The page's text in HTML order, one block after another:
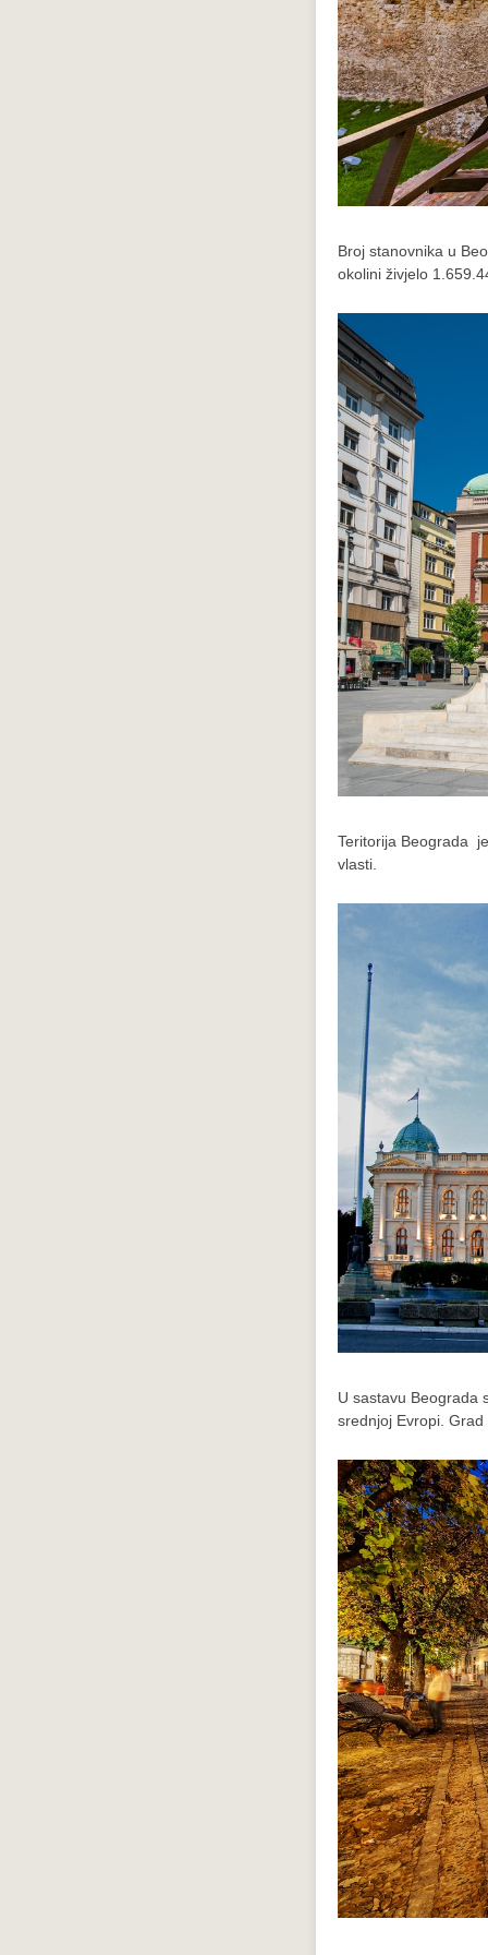
Broj stanovnika u
okolini živjelo
Teritorija Beograda
vlasti.
U sastavu Beograda
srednjoj Evropi.